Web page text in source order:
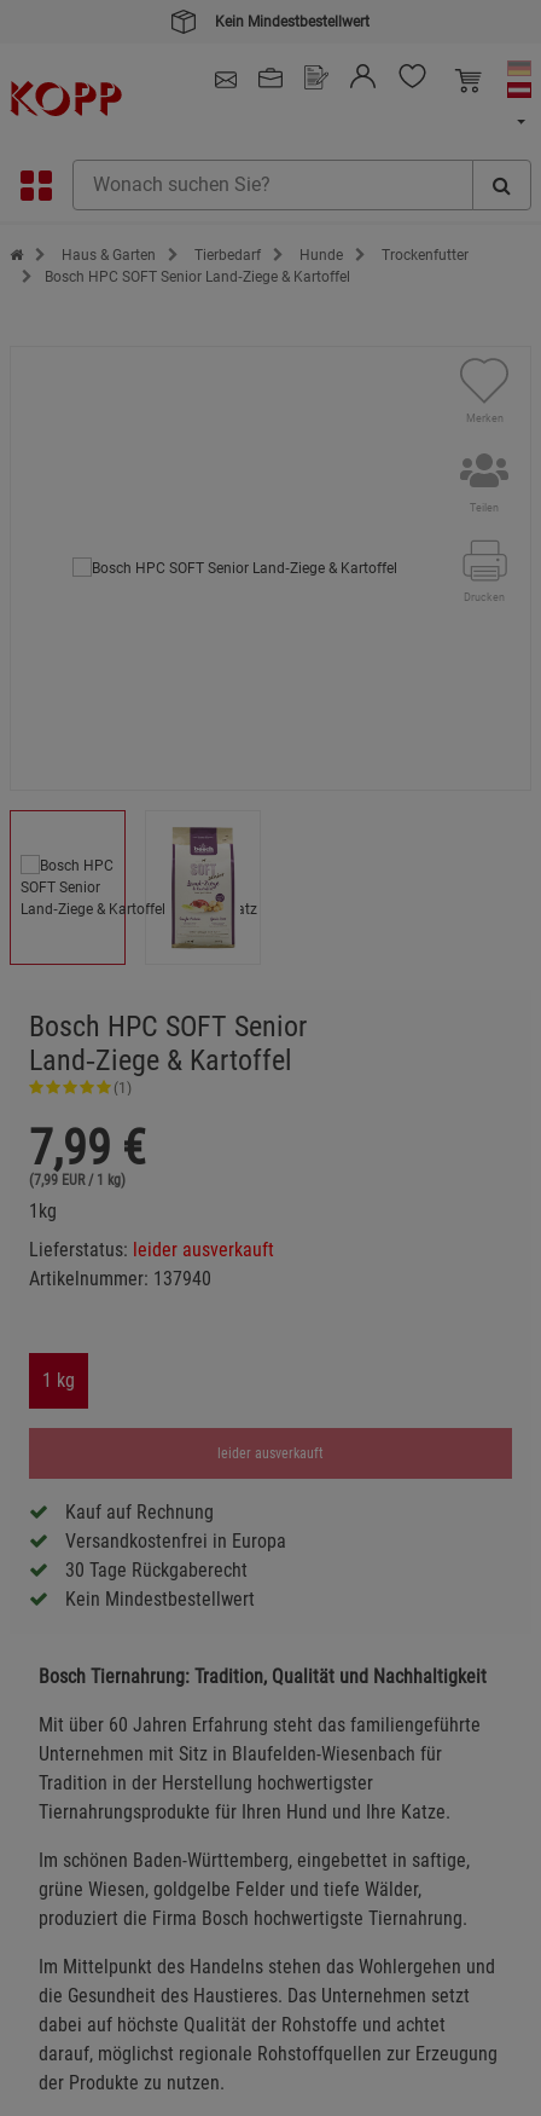
Kein Mindestbestellwert
Zur Startseite des Kopp Verlag Online-Shop
Haus & Garten Tierbedarf Hunde
Trockenfutter
Bosch HPC SOFT Senior Land‑Ziege & Kartoffel
Merken
Teilen
Drucken
Bosch HPC SOFT Senior
Land‑Ziege & Kartoffel
(1)
7,99 €
(7,99 EUR / 1 kg)
1kg
Lieferstatus: leider ausverkauft
Artikelnummer: 137940
1 kg
leider ausverkauft
Kauf auf Rechnung
Versandkostenfrei in Europa
30 Tage Rückgaberecht
Kein Mindestbestellwert
Bosch Tiernahrung: Tradition, Qualität und Nachhaltigkeit
Mit über 60 Jahren Erfahrung steht das familiengeführte
Unternehmen mit Sitz in Blaufelden-Wiesenbach für
Tradition in der Herstellung hochwertigster
Tiernahrungsprodukte für Ihren Hund und Ihre Katze.
Im schönen Baden-Württemberg, eingebettet in saftige,
grüne Wiesen, goldgelbe Felder und tiefe Wälder,
produziert die Firma Bosch hochwertigste Tiernahrung.
Im Mittelpunkt des Handelns stehen das Wohlergehen und
die Gesundheit des Haustieres. Das Unternehmen setzt
dabei auf höchste Qualität der Rohstoffe und achtet
darauf, möglichst regionale Rohstoffquellen zur Erzeugung
der Produkte zu nutzen.